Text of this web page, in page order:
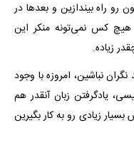
رو راه بیندازین و بعد‌ها در
هیچ کس نمی‌تونه منکر این
زیاده.
نباشین، امروزه با وجود
یادگرفتن زبان آنقدر هم
زیادی رو به کار بگیرین